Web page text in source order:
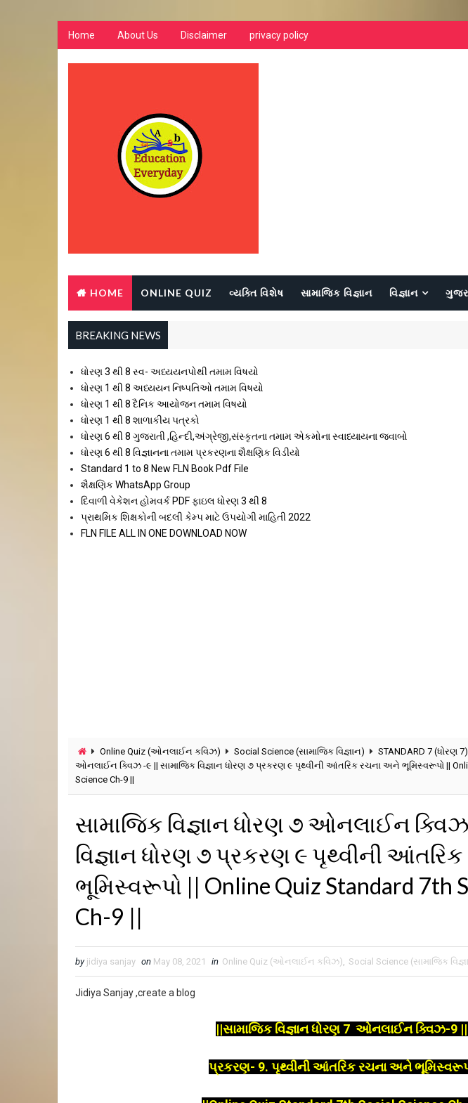
Home About Us Disclaimer privacy policy
HOME ONLINE QUIZ વ્યક્તિ વિશેષ સામાજિક વિજ્ઞાન વિજ્ઞાન
BREAKING NEWS
ધોરણ 3 થી 8 સ્વ- અધ્યયનપોથી તમામ વિષયો
ધોરણ 1 થી 8 અધ્યયન નિષ્પતિઓ તમામ વિષયો
ધોરણ 1 થી 8 દૈનિક આયોજન તમામ વિષયો
ધોરણ 1 થી 8 શાળાકીય પત્રકો
ધોરણ 6 થી 8 ગુજરાતી ,હિન્દી,અંગ્રેજી,સંસ્કૃતના તમામ એકમોના સ્વાધ્યાયના જવાબો
ધોરણ 6 થી 8 વિજ્ઞાનના તમામ પ્રકરણના શૈક્ષણિક વિડીયો
Standard 1 to 8 New FLN Book Pdf File
શૈક્ષણિક WhatsApp Group
દિવાળી વેકેશન હોમવર્ક PDF ફાઇલ ધોરણ 3 થી 8
પ્રાથમિક શિક્ષકોની બદલી કેમ્પ માટે ઉપયોગી માહિતી 2022
FLN FILE ALL IN ONE DOWNLOAD NOW
Online Quiz (ઓનલાઈન કવિઝ) Social Science (સામાજિક વિજ્ઞાન) STANDARD 7 (ધોરણ 7)
ઓનલાઈન ક્વિઝ -૯ || સામાજિક વિજ્ઞાન ધોરણ ૭ પ્રકરણ ૯ પૃથ્વીની આંતરિક રચના અને ભૂમિસ્વરૂપો ||
Science Ch-9 ||
સામાજિક વિજ્ઞાન ધોરણ ૭ ઓનલાઈન
વિજ્ઞાન ધોરણ ૭ પ્રકરણ ૯ પૃથ્વીની
ભૂમિસ્વરૂપો || Online Quiz Standard 7th
Ch-9 ||
by jidiya sanjay on May 08, 2021 in Online Quiz (ઓનલાઈન કવિઝ), Social Science (સામાજિક
Jidiya Sanjay ,create a blog
||સામાજિક વિજ્ઞાન ધોરણ 7 ઓનલાઈન ક્વિઝ-9 ||
પ્રકરણ- 9. પૃથ્વીની આંતરિક રચના અને